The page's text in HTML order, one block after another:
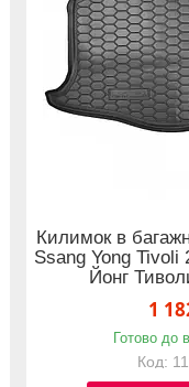
Килимок в
Ssang Yong Tivoli
Йонг
1
Готово до